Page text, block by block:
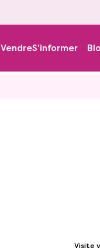
VendreS'informer
Visite